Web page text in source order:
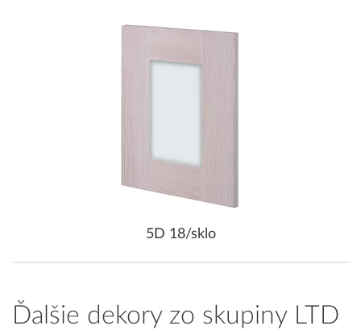
5D 18/sklo
Ďalšie dekory zo skupiny LTD